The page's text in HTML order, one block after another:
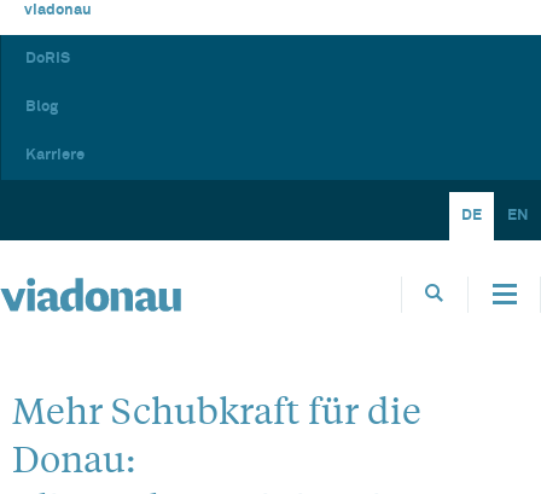
viadonau
DoRIS
Blog
Karriere
DE EN
Mehr Schubkraft für die
Donau: